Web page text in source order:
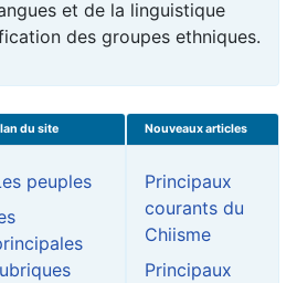
et de la linguistique
des groupes ethniques.
du site
peuples
Nouveaux articles
Principaux
courants du
Chiisme
Principaux